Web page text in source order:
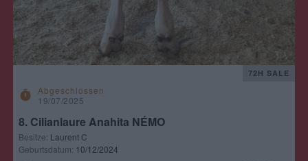
timer
Abgeschlossen
19/07/2025
72H SALE
8. Cilianlaure Anahita NÉMO
Besitze: Laurent C
Geburtsdatum: 10/12/2024